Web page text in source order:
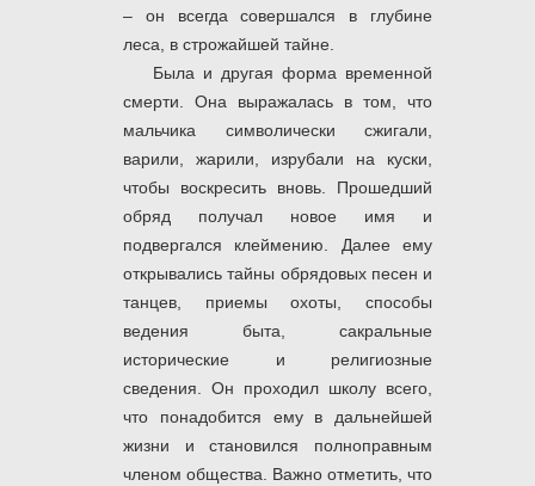
– он всегда совершался в глубине
леса, в строжайшей тайне.
Была и другая форма временной
смерти. Она выражалась в том, что
мальчика символически сжигали,
варили, жарили, изрубали на куски,
чтобы воскресить вновь. Прошедший
обряд получал новое имя и
подвергался клеймению. Далее ему
открывались тайны обрядовых песен и
танцев, приемы охоты, способы
ведения быта, сакральные
исторические и религиозные
сведения. Он проходил школу всего,
что понадобится ему в дальнейшей
жизни и становился полноправным
членом общества. Важно отметить, что